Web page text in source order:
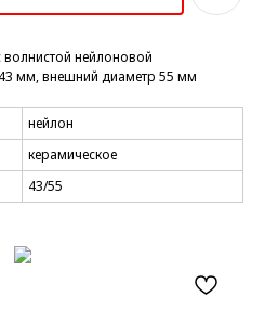
нейлоновой
мм, внешний диаметр 55 мм
нейлон
керамическое
43/55